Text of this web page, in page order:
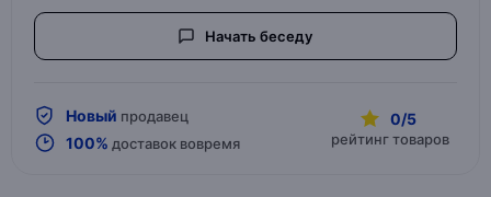
Начать беседу
Новый продавец
100% доставок вовремя
0/5
рейтинг товаров